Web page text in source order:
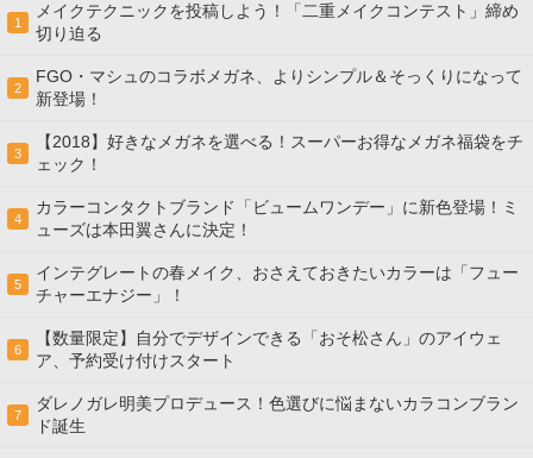
1
メイクテクニックを投稿しよう！「二重メイクコンテスト」締め
切り迫る
2
FGO・マシュのコラボメガネ、よりシンプル＆そっくりになって
新登場！
3
【2018】好きなメガネを選べる！スーパーお得なメガネ福袋をチ
ェック！
4
カラーコンタクトブランド「ビュームワンデー」に新色登場！ミ
ューズは本田翼さんに決定！
5
インテグレートの春メイク、おさえておきたいカラーは「フュー
チャーエナジー」！
6
【数量限定】自分でデザインできる「おそ松さん」のアイウェ
ア、予約受け付けスタート
7
ダレノガレ明美プロデュース！色選びに悩まないカラコンブラン
ド誕生